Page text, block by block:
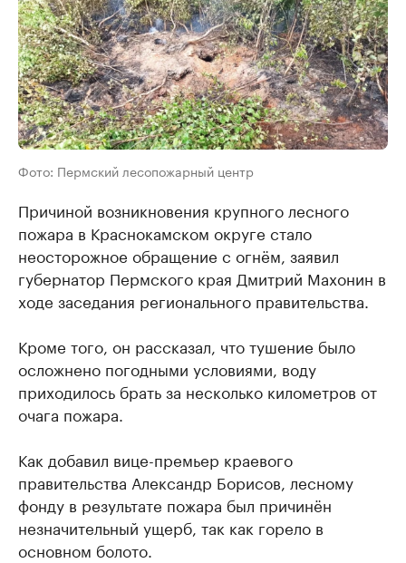
Фото: Пермский лесопожарный центр
Причиной возникновения крупного лесного
пожара в Краснокамском округе стало
неосторожное обращение с огнём, заявил
губернатор Пермского края Дмитрий Махонин в
ходе заседания регионального правительства.
Кроме того, он рассказал, что тушение было
осложнено погодными условиями, воду
приходилось брать за несколько километров от
очага пожара.
Как добавил вице-премьер краевого
правительства Александр Борисов, лесному
фонду в результате пожара был причинён
незначительный ущерб, так как горело в
основном болото.